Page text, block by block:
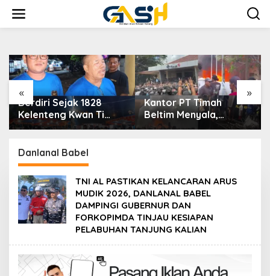
konten
« »
Kantor PT Timah
Beltim Menyala,
Ribuan Penambang
Jangan Tutup Mata
Dekranasda Bangka
Selatan Gelar TikTok
Video Competition
Danlanal Babel
TNI AL PASTIKAN KELANCARAN ARUS
MUDIK 2026, DANLANAL BABEL
DAMPINGI GUBERNUR DAN
FORKOPIMDA TINJAU KESIAPAN
PELABUHAN TANJUNG KALIAN